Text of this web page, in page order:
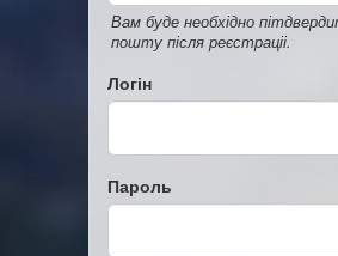
Вам буде необхідно
пошту після реєстраціі.
Логін
Пароль